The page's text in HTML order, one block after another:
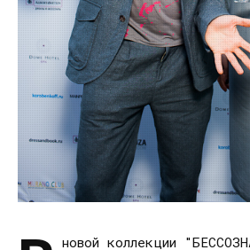
новой коллекции